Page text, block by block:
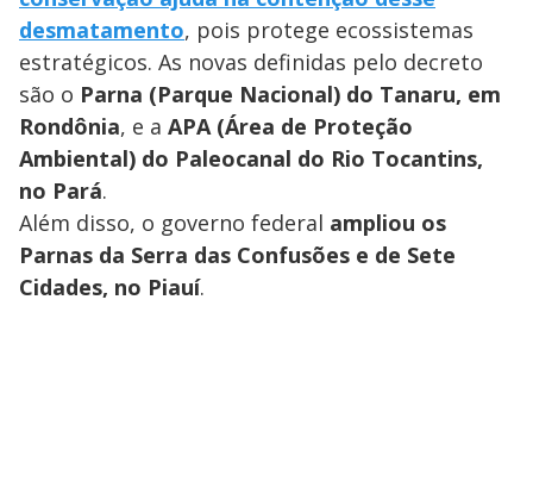
desmatamento, pois protege ecossistemas
estratégicos. As novas definidas pelo decreto
são o Parna (Parque Nacional) do Tanaru, em
Rondônia, e a APA (Área de Proteção
Ambiental) do Paleocanal do Rio Tocantins,
no Pará.
Além disso, o governo federal ampliou os
Parnas da Serra das Confusões e de Sete
Cidades, no Piauí.